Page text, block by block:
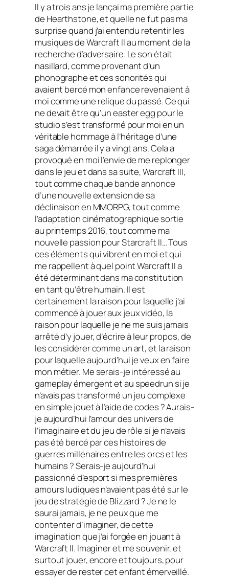
Il y a trois ans je lançai ma première partie
de Hearthstone, et quelle ne fut pas ma
surprise quand j’ai entendu retentir les
musiques deWarcraft IIau moment de la
recherche d’adversaire. Le son était
nasillard, comme provenant d’un
phonographe et ces sonorités qui
avaient bercé mon enfance revenaient à
moi comme une relique du passé. Ce qui
ne devait être qu’uneaster egg pour le
studio s’est transformé pour moi en un
véritable hommage à l’héritage d’une
saga démarrée il y a vingt ans. Cela a
provoqué en moi l’envie de me replonger
dans le jeu et dans sa suite,Warcraft III,
tout comme chaque bande annonce
d’une nouvelle extension de sa
déclinaison en MMORPG, tout comme
l’adaptation cinématographique sortie
au printemps 2016, tout comme ma
nouvelle passion pourStarcraft II…Tous
ces éléments qui vibrent en moi et qui
me rappellent à quel pointWarcraft IIa
été déterminant dans ma constitution
en tant qu’être humain. Il est
certainement la raison pour laquelle j’ai
commencé à jouer aux jeux vidéo, la
raison pour laquelle je ne me suis jamais
arrêté d’y jouer, d’écrire à leur propos, de
les considérer comme un art, et la raison
pour laquelle aujourd’hui je veux en faire
mon métier. Me serais-je intéressé au
gameplayémergent et au speedrun si je
n’avais pas transformé un jeu complexe
en simple jouet à l’aide de codes ? Aurais-
je aujourd’hui l’amour des univers de
l’imaginaire et du jeu de rôle si je n’avais
pas été bercé par ces histoires de
guerres millénaires entre les orcs et les
humains ? Serais-je aujourd’hui
passionné d’esport si mes premières
amours ludiques n’avaient pas été sur le
jeu de stratégie de Blizzard ? Je ne le
saurai jamais, je ne peux que me
contenter d’imaginer, de cette
imagination que j’ai forgée en jouant à
Warcraft II. Imaginer et me souvenir, et
surtout jouer, encore et toujours, pour
essayer de rester cet enfant émerveillé.